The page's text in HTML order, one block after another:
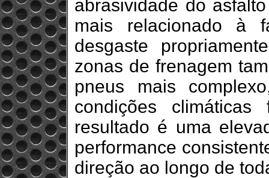
abrasividade do
mais relacionado à
desgaste
zonas de frenagem
pneus mais
condições climáticas
resultado é uma
performance
direção ao longo de